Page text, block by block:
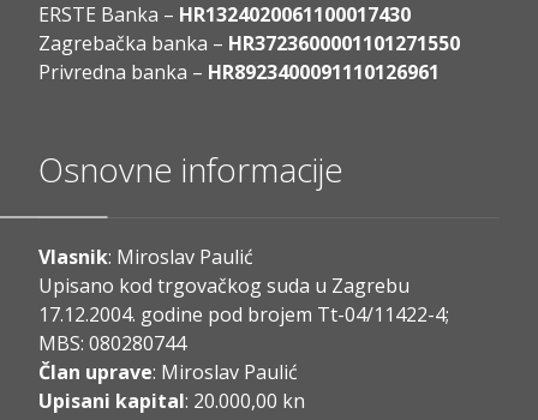
ERSTE Banka – HR1324020061100017430
Zagrebačka banka – HR3723600001101271550
Privredna banka – HR8923400091110126961
Osnovne informacije
Vlasnik: Miroslav Paulić
Upisano kod trgovačkog suda u Zagrebu
17.12.2004. godine pod brojem Tt-04/11422-4;
MBS: 080280744
Član uprave: Miroslav Paulić
Upisani kapital: 20.000,00 kn